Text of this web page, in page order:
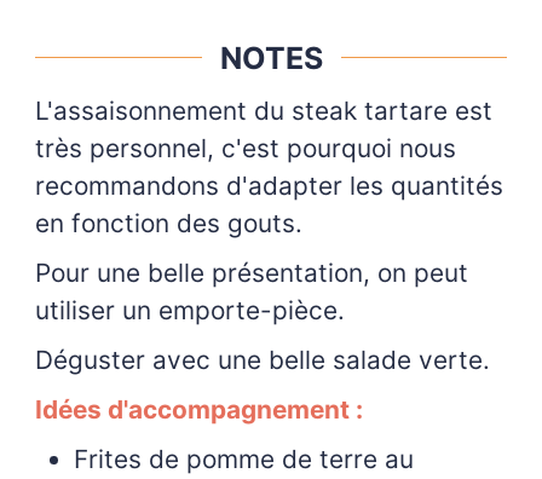
NOTES
L'assaisonnement du steak tartare est
très personnel, c'est pourquoi nous
recommandons d'adapter les quantités
en fonction des gouts.
Pour une belle présentation, on peut
utiliser un emporte-pièce.
Déguster avec une belle salade verte.
Idées d'accompagnement :
Frites de pomme de terre au